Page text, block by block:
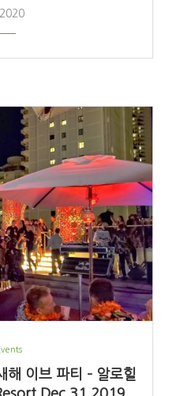
해 이브 파티 – 알로힐